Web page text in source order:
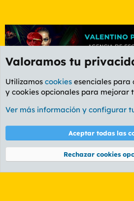
Foro Informática y Videojuegos
Cookies
PL OLDSTYLE
Términos y reglas
Community platform by XenForo® © 2010-2026
Valoramos tu
Utilizamos cookies esenciales para
y cookies opcionales para mejorar
Ver más información y configurar
Aceptar todas las
Rechazar cookies